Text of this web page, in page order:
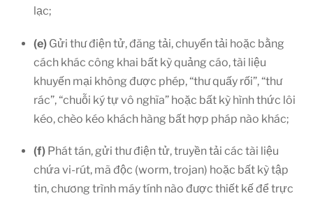
lạc;
(e) Gửi thư điện tử, đăng tải, chuyển tải hoặc bằng
cách khác công khai bất kỳ quảng cáo, tài liệu
khuyến mại không được phép, “thư quấy rối”, “thư
rác”, “chuỗi ký tự vô nghĩa” hoặc bất kỳ hình thức lôi
kéo, chèo kéo khách hàng bất hợp pháp nào khác;
(f) Phát tán, gửi thư điện tử, truyền tải các tài liệu
chứa vi-rút, mã độc (worm, trojan) hoặc bất kỳ tập
tin, chương trình máy tính nào được thiết kế để trực